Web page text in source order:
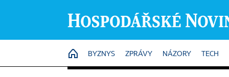
HOME
BYZNYS ZPRÁVY NÁZORY TECH